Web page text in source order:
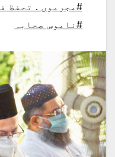
#مجرموں . تحفظ
#ناموسِ صحابہ